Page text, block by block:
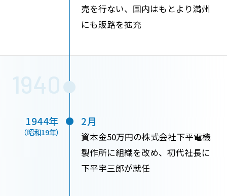
売を行ない、国内はもとより満州
にも販路を拡充
1940
1944年
（昭和19年）
2月
資本金50万円の株式会社下平電機
製作所に組織を改め、初代社長に
下平宇三郎が就任